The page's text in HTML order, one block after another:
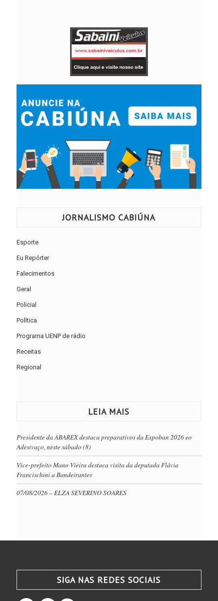
JORNALISMO CABIÚNA
Esporte
Eu Repórter
Falecimentos
Geral
Policial
Política
Programa UENP de rádio
Receitas
Regional
LEIA MAIS
Presidente da ABAREX destaca preparativos da Expoban 2026 eo
Adesivaço, neste sábado (8)
Vice-prefeito Mano Vieira destaca visita da deputada Flávia
Francischini a Bandeirantes
07/08/2026 – ELZA SEVERINO SOARES
SIGA NAS REDES SOCIAIS